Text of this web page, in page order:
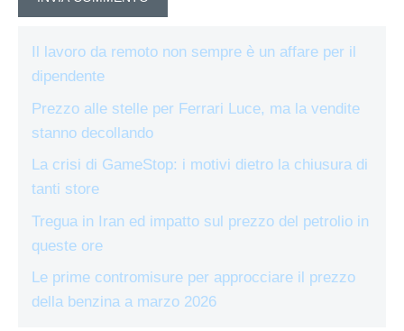
Il lavoro da remoto non sempre è un affare per il
dipendente
Prezzo alle stelle per Ferrari Luce, ma la vendite
stanno decollando
La crisi di GameStop: i motivi dietro la chiusura di
tanti store
Tregua in Iran ed impatto sul prezzo del petrolio in
queste ore
Le prime contromisure per approcciare il prezzo
della benzina a marzo 2026